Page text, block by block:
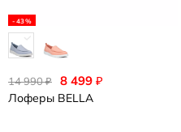
-43%
8 499 ₽
14 990₽
Лоферы BELLA